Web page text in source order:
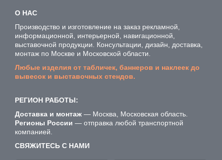
О НАС
Производство и изготовление на заказ рекламной,
информационной, интерьерной, навигационной,
выставочной продукции. Консультации, дизайн, доставка,
монтаж по Москве и Московской области.
Любые изделия от табличек, баннеров и наклеек до
вывесок и выставочных стендов.
РЕГИОН РАБОТЫ:
Доставка и монтаж — Москва, Московская область.
Регионы России — отправка любой транспортной
компанией.
СВЯЖИТЕСЬ С НАМИ